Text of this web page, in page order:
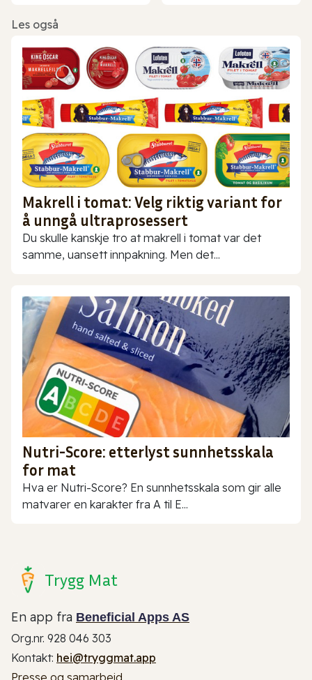
Les også
Makrell i tomat: Velg riktig variant for
å unngå ultraprosessert
Du skulle kanskje tro at makrell i tomat var det
samme, uansett innpakning. Men det...
Nutri-Score: etterlyst sunnhetsskala
for mat
Hva er Nutri-Score? En sunnhetsskala som gir alle
matvarer en karakter fra A til E...
Trygg Mat
En app fra Beneficial Apps AS
Org.nr. 928 046 303
Kontakt: hei@tryggmat.app
Presse og samarbeid